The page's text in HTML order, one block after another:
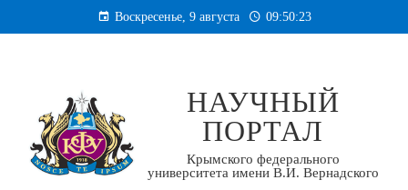
к
Воскресенье, 9 августа 09:50:23
НАУЧНЫЙ
ПОРТАЛ
Крымского федерального
университета имени В.И. Вернадского